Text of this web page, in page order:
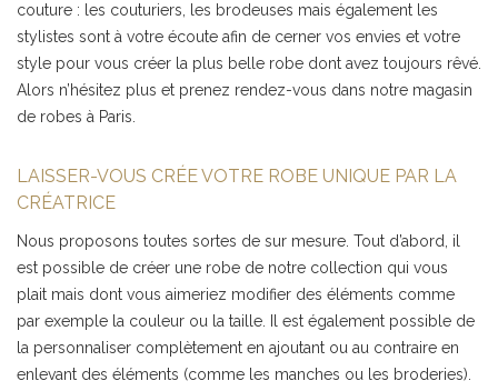
couture : les couturiers, les brodeuses mais également les
stylistes sont à votre écoute afin de cerner vos envies et votre
style pour vous créer la plus belle robe dont avez toujours rêvé.
Alors n’hésitez plus et prenez rendez-vous dans notre magasin
de robes à Paris.
LAISSER-VOUS CRÉE VOTRE ROBE UNIQUE PAR LA
CRÉATRICE
Nous proposons toutes sortes de sur mesure. Tout d’abord, il
est possible de créer une robe de notre collection qui vous
plait mais dont vous aimeriez modifier des éléments comme
par exemple la couleur ou la taille. Il est également possible de
la personnaliser complètement en ajoutant ou au contraire en
enlevant des éléments (comme les manches ou les broderies).